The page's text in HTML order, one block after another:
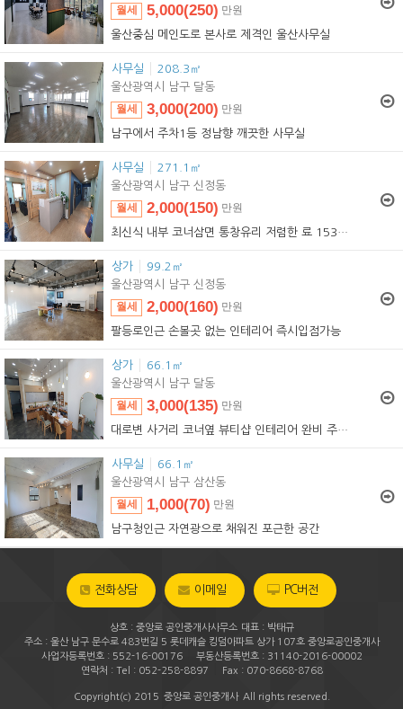
울산중심 메인도로 본사로 제격인 울산사무실
월세 5,000(250) 만원
임대 5,000(250)만원
사무실 208.3㎡
남구에서 주차1등 정남향 깨끗한 사무실
월세 3,000(200) 만원
임대 3,000(200)만원
울산광역시 남구 달동
사무실 271.1㎡
최신식 내부 코너삼면 통창유리 저렴한 료 153996
월세 2,000(150) 만원
임대
2,000(150) 만원
울산광역시 남구 신정동
상가 99.2㎡
팔등로인근 손볼곳 없는 인테리어 즉시입점가능
월세 2,000(160) 만원
임대 2,000(160)만원
울산광역시 남구 신정동
상가 66.1㎡
대로변 사거리 코너옆 뷰티샵 인테리어 완비 주차장확보
월세 3,000(135) 만원
임대
3,000(135) 만원
울산광역시 남구 달동
사무실 66.1㎡
남구청인근 자연광으로 채워진 포근한 공간
월세 1,000(70) 만원
임대 1,000(70) 만원
울산광역시 남구 삼산동
전화상담 이메일 PC버전
상호 : 중앙로 공인중개사사무소 대표 : 박태규
주소 : 울산 남구 문수로 483번길 5 롯데캐슬 킹덤아파트 상가 107호 중앙로공인중개사
사업자등록번호 : 552-16-00176
부동산등록번호 : 31140-2016-00002
연락처 : Tel : 052-258-8897
Fax : 070-8668-8768
Copyright(c) 2015 중앙로 공인중개사 All rights reserved.